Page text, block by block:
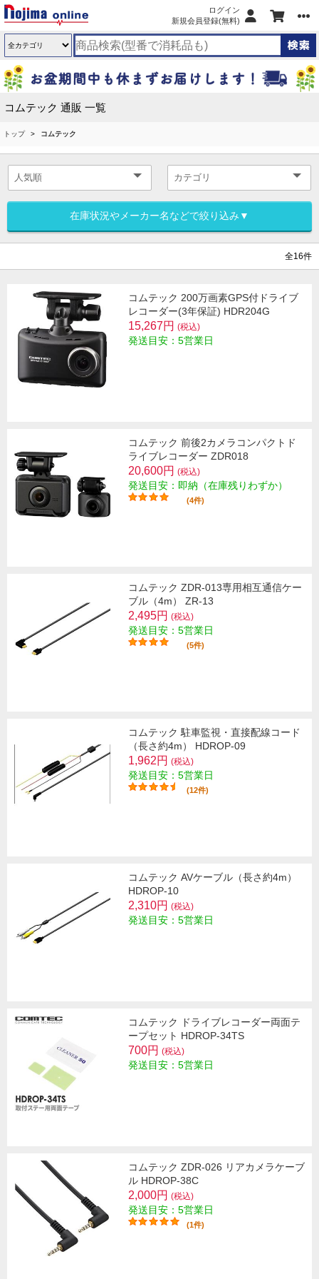
ログイン
新規会員登録(無料)
コムテック 通販 一覧
トップ コムテック
在庫状況やメーカー名などで絞り込み▼
全16件
コムテック 200万画素GPS付ドライブ
レコーダー(3年保証) HDR204G
15,267円 (税込)
発送目安：5営業日
コムテック 前後2カメラコンパクトド
ライブレコーダー ZDR018
20,600円 (税込)
発送目安：即納（在庫残りわずか）
(4件)
コムテック ZDR-013専用相互通信ケー
ブル（4m） ZR-13
2,495円 (税込)
発送目安：5営業日
(5件)
コムテック 駐車監視・直接配線コード
（長さ約4m） HDROP-09
1,962円 (税込)
発送目安：5営業日
(12件)
コムテック AVケーブル（長さ約4m）
HDROP-10
2,310円 (税込)
発送目安：5営業日
コムテック ドライブレコーダー両面テ
ープセット HDROP-34TS
700円 (税込)
発送目安：5営業日
コムテック ZDR-026 リアカメラケーブ
ル HDROP-38C
2,000円 (税込)
発送目安：5営業日
(1件)